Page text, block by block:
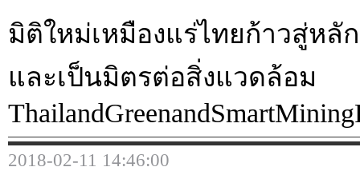
มิติใหม่เหมืองแร่ไทยก้าวสู่หลั
และเป็นมิตรต่อสิ่งแวดล้อม
2018-02-11 14:46:00